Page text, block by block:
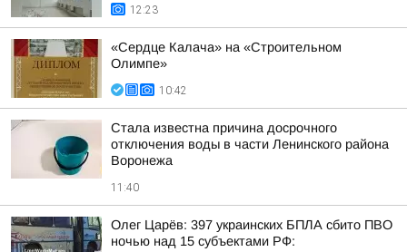
12:23
«Сердце Калача» на «Строительном
Олимпе»
10:42
Стала известна причина досрочного
отключения воды в части Ленинского района
Воронежа
11:40
Олег Царёв: 397 украинских БПЛА сбито ПВО
ночью над 15 субъектами РФ: